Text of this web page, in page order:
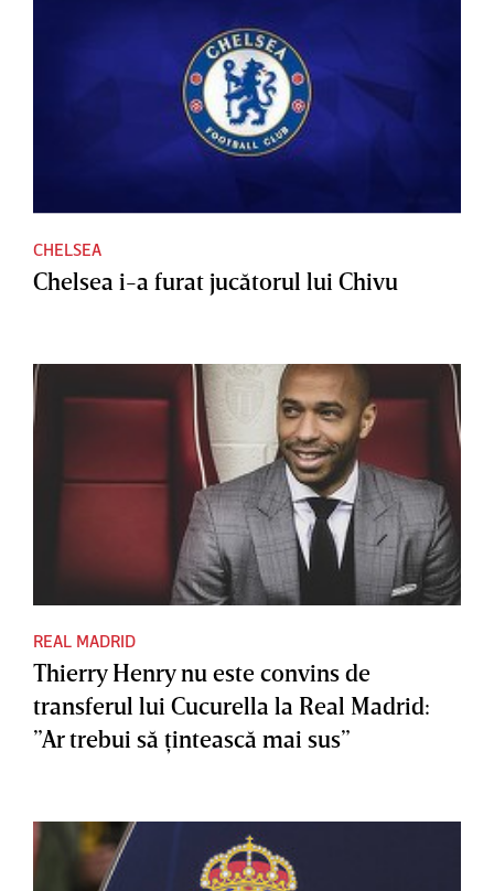
CHELSEA
Chelsea i-a furat jucătorul lui Chivu
REAL MADRID
Thierry Henry nu este convins de
transferul lui Cucurella la Real Madrid:
”Ar trebui să ţintească mai sus”